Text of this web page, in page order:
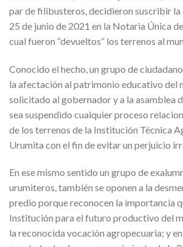
par de filibusteros, decidieron suscribir
25 de junio de 2021 en la Notaria Única
cual fueron “devueltos” los terrenos al
Conocido el hecho, un grupo de
la afectación al patrimonio educativo del
solicitado al gobernador y a la asamblea
sea suspendido cualquier proceso
de los terrenos de la Institución Técnica
Urumita con el fin de evitar un perjuicio
En ese mismo sentido un grupo de
urumiteros, también se oponen a la
predio porque reconocen la importancia
Institución para el futuro productivo del
la reconocida vocación agropecuaria; y